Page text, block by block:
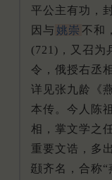
平公主有功，
因与 姚崇 不和
(721)，又召为
令，俄授右丞
详见张九龄《
本传。 今人陈
相，掌文学之
重要文诰，多
颋齐名，合称“